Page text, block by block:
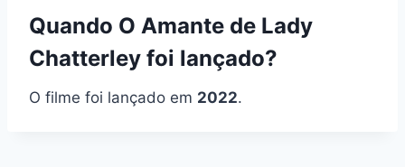
Quando O Amante de Lady
Chatterley foi lançado?
O filme foi lançado em 2022.